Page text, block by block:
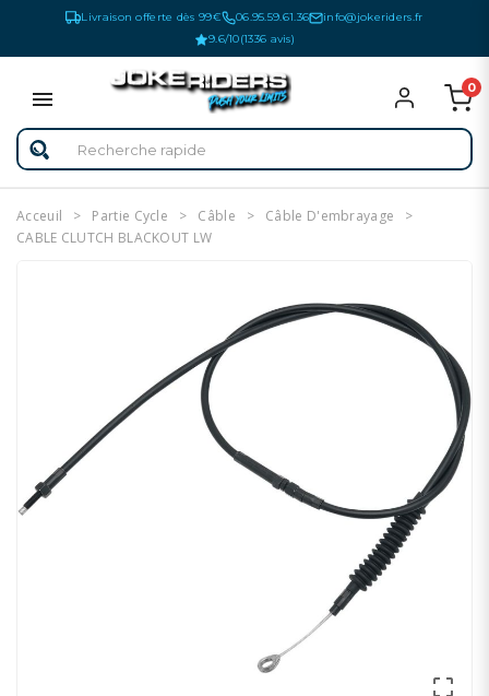
Livraison offerte dès 99€ 06.95.59.61.36
info@jokeriders.fr
9.6/10(1336 avis)
0
Acceuil Partie Cycle Câble
Câble D'embrayage
CABLE CLUTCH BLACKOUT LW
